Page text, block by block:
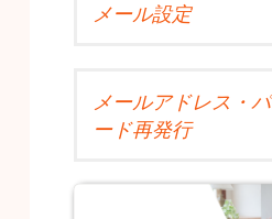
メール設定
メールアドレス・
ード再発行